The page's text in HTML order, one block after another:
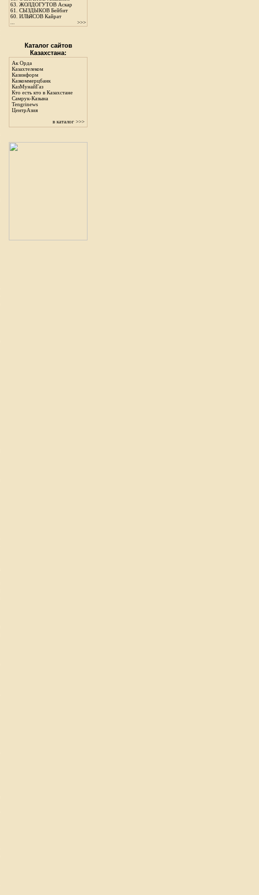
63. ЖОЛДОГУТОВ Аскар
61. СЫЗДЫКОВ Бейбит
60. ИЛЬЯСОВ Кайрат
>>>
Каталог сайтов
Казахстана:
Ак Орда
Казахтелеком
Казинформ
Казкоммерцбанк
КазМунайГаз
Кто есть кто в Казахстане
Самрук-Казына
Tengrinews
ЦентрАзия
в каталог >>>